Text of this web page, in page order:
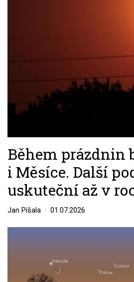
Během prázdnin
i Měsíce. Další
uskuteční až v
Jan Píšala 01.07.2026